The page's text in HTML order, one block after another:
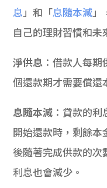
息」和「息隨本減」
自己的理財習慣和未
淨供息 ：借款人每
個還款期才需要償還
息隨本減 ：貸款的
開始還款時，剩餘
後隨著完成供款的次
利息也會減少。